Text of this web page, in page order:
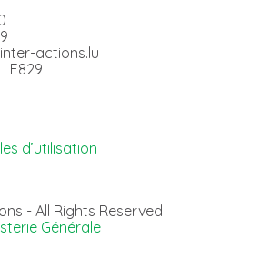
actions.lu
F829
d’utilisation
- All Rights Reserved
Générale